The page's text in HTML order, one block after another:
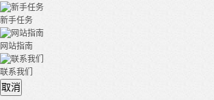
新手任务
网站指南
联系我们
取消